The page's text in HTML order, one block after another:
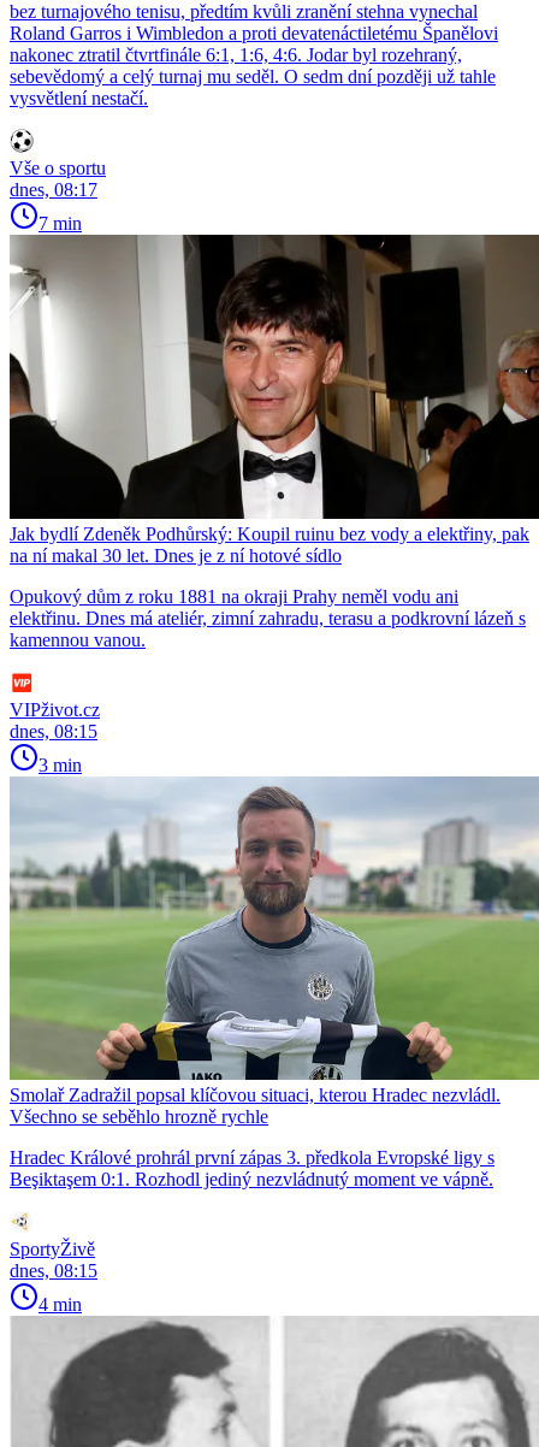
bez turnajového tenisu, předtím kvůli zranění stehna vynechal
Roland Garros i Wimbledon a proti devatenáctiletému Španělovi
nakonec ztratil čtvrtfinále 6:1, 1:6, 4:6. Jodar byl rozehraný,
sebevědomý a celý turnaj mu seděl. O sedm dní později už tahle
vysvětlení nestačí.
Vše o sportu
dnes, 08:17
7 min
Jak bydlí Zdeněk Podhůrský: Koupil ruinu bez vody a elektřiny, pak
na ní makal 30 let. Dnes je z ní hotové sídlo
Opukový dům z roku 1881 na okraji Prahy neměl vodu ani
elektřinu. Dnes má ateliér, zimní zahradu, terasu a podkrovní lázeň s
kamennou vanou.
VIPživot.cz
dnes, 08:15
3 min
Smolař Zadražil popsal klíčovou situaci, kterou Hradec nezvládl.
Všechno se seběhlo hrozně rychle
Hradec Králové prohrál první zápas 3. předkola Evropské ligy s
Beşiktaşem 0:1. Rozhodl jediný nezvládnutý moment ve vápně.
SportyŽivě
dnes, 08:15
4 min